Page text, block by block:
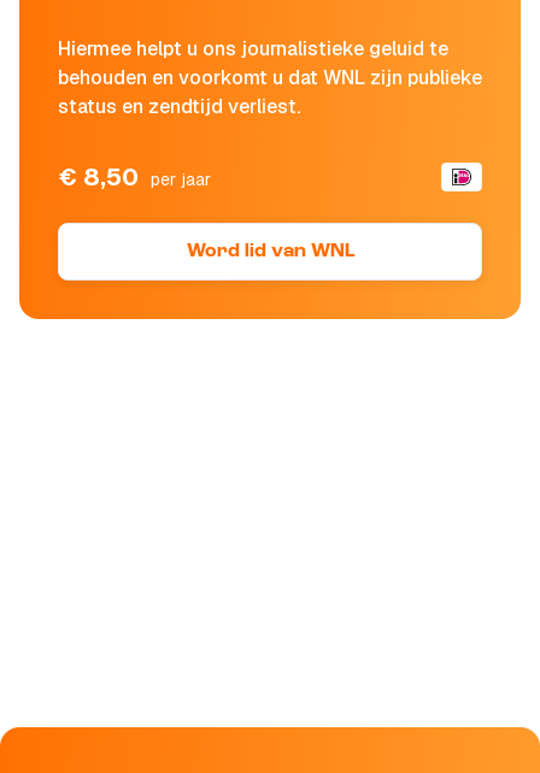
Hiermee helpt u ons journalistieke geluid te
behouden en voorkomt u dat WNL zijn publieke
status en zendtijd verliest.
€ 8,50 per jaar
Word lid van WNL